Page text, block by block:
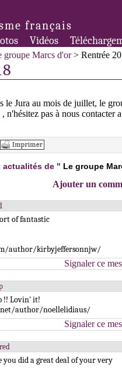
français
Vidéos
groupe Marcs d'or> Rentrée
le Jura au mois de juillet, le
n'hésitez pas à nous contacter
actualités de " Le groupe
Ajouter un
of fantastic
author/kirbyjeffersonnjw/
Signaler ce
!! Lovin' it!
author/noellelidiaus/
Signaler ce
you did a great deal of your very